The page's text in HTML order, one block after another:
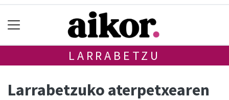
LARRABETZU
Larrabetzuko aterpetxearen